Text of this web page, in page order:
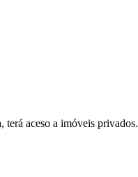
terá aceso a imóveis privados.